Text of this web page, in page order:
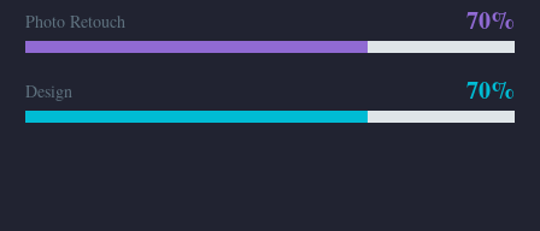
Photo Retouch 70%
Design 70%